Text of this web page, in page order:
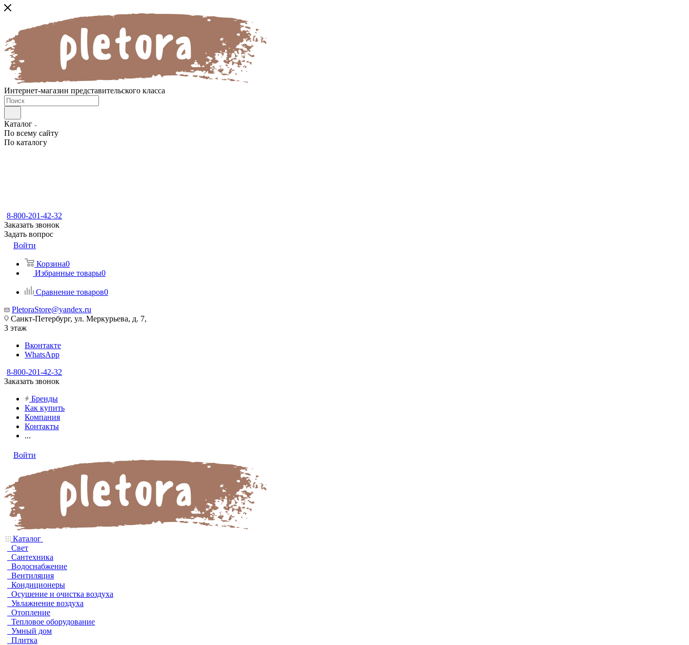
Интернет-магазин представительского класса
Каталог
По всему сайту
По каталогу
8-800-201-42-32
Заказать звонок
Задать вопрос
Войти
Корзина0
Избранные товары0
Сравнение товаров0
PletoraStore@yandex.ru
Санкт-Петербург, ул. Меркурьева, д. 7,
3 этаж
Вконтакте
WhatsApp
8-800-201-42-32
Заказать звонок
Бренды
Как купить
Компания
Контакты
...
Войти
Каталог
Свет
Сантехника
Водоснабжение
Вентиляция
Кондиционеры
Осушение и очистка воздуха
Увлажнение воздуха
Отопление
Тепловое оборудование
Умный дом
Плитка